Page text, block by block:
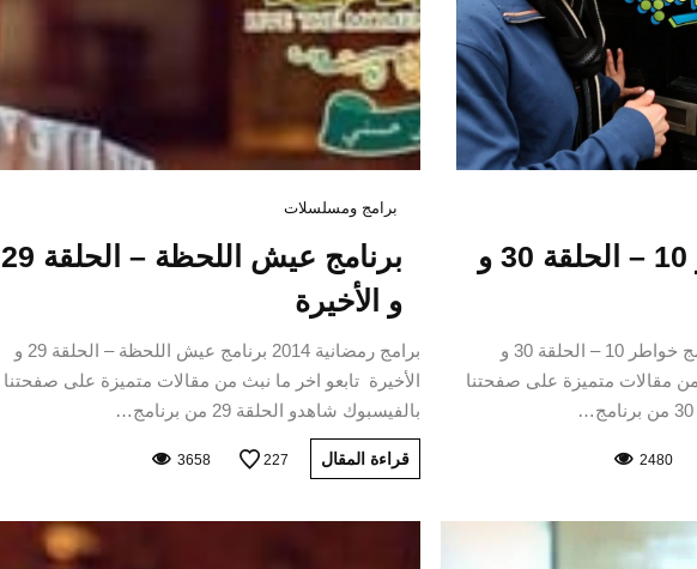
برنامج خواطر 10 – الحلقة 30 و
برامج رمضانية 2014 برنامج خواطر 10 – الحلقة 30 و
من مقالات متميزة على صفحتنا
2480
برامج ومسلسلات
برنامج عيش اللحظة – الحلقة 29
و الأخيرة
برامج رمضانية 2014 برنامج عيش اللحظة – الحلقة 29 و
الأخيرة تابعو اخر ما نبث من مقالات متميزة على صفحتنا
بالفيسبوك شاهدو الحلقة 29 من برنامج…
قراءة المقال 227
3658